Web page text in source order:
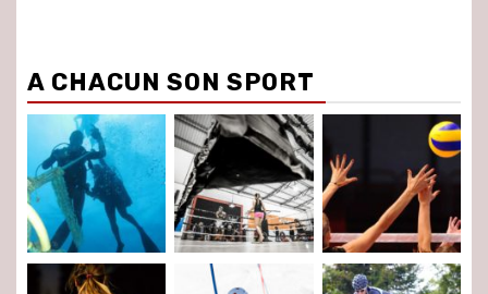
A CHACUN SON SPORT